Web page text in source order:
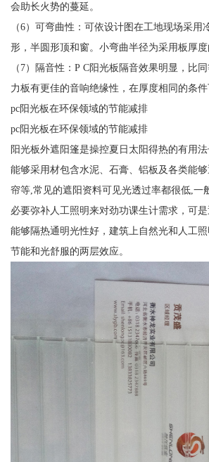
会助长火势的蔓延。
（6）可弯曲性：可依设计图在工地现场采用
形，半圆形顶和窗。小弯曲半径为采用板厚度
（7）隔音性：P C阳光板隔音效果明显，比
力板有更佳的音响绝缘性，在厚度相同的条
pc阳光板在环保领域的节能减排
pc阳光板在环保领域的节能减排
阳光板外遮阳篷是操控夏日太阳得热的有用
能够采用材包含水泥、石膏、铝板及各类能
帘等,常见的遮阳资料可见光透过率都很低,一
必要弥补人工照明来对劲功课生计需求，可
能够隔热通明光性好，建筑上自然光和人工
节能和光舒服的两层效应。